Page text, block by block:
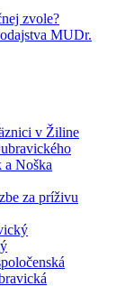
zvole?
MUDr.
v Žiline
Noška
za príživu